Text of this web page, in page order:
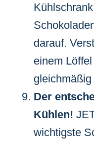
darauf.
einem
Der
Kühlen!
wichtigste